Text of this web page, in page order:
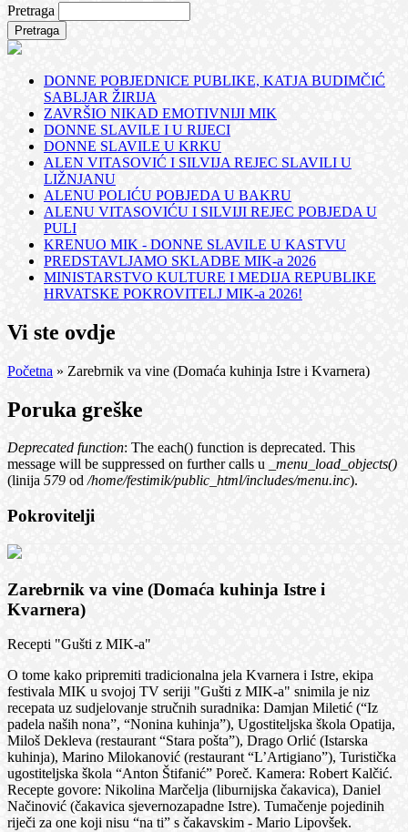
Pretraga
DONNE POBJEDNICE PUBLIKE, KATJA BUDIMČIĆ
SABLJAR ŽIRIJA
ZAVRŠIO NIKAD EMOTIVNIJI MIK
DONNE SLAVILE I U RIJECI
DONNE SLAVILE U KRKU
ALEN VITASOVIĆ I SILVIJA REJEC SLAVILI U
LIŽNJANU
ALENU POLIĆU POBJEDA U BAKRU
ALENU VITASOVIĆU I SILVIJI REJEC POBJEDA U
PULI
KRENUO MIK - DONNE SLAVILE U KASTVU
PREDSTAVLJAMO SKLADBE MIK-a 2026
MINISTARSTVO KULTURE I MEDIJA REPUBLIKE
HRVATSKE POKROVITELJ MIK-a 2026!
Vi ste ovdje
Početna » Zarebrnik va vine (Domaća kuhinja Istre i Kvarnera)
Poruka greške
Deprecated function: The each() function is deprecated. This
message will be suppressed on further calls u
_menu_load_objects()
(linija 579 od/home/festimik/public_html/includes/menu.inc).
Pokrovitelji
Zarebrnik va vine (Domaća kuhinja Istre i
Kvarnera)
Recepti "Gušti z MIK-a"
O tome kako pripremiti tradicionalna jela Kvarnera i Istre, ekipa
festivala MIK u svojoj TV seriji "Gušti z MIK-a" snimila je niz
recepata uz sudjelovanje stručnih suradnika: Damjan Miletić (“Iz
padela naših nona”, “Nonina kuhinja”), Ugostiteljska škola Opatija,
Miloš Dekleva (restaurant “Stara pošta”), Drago Orlić (Istarska
kuhinja), Marino Milokanović (restaurant “L’Artigiano”), Turistička
ugostiteljska škola “Anton Štifanić” Poreč. Kamera: Robert Kalčić.
Recepte govore: Nikolina Marčelja (liburnijska čakavica), Daniel
Načinović (čakavica sjevernozapadne Istre). Tumačenje pojedinih
riječi za one koji nisu “na ti” s čakavskim - Mario Lipovšek.